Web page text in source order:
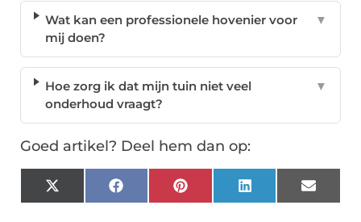
Wat kan een professionele hovenier voor
mij doen?
▼
Hoe zorg ik dat mijn tuin niet veel
onderhoud vraagt?
▼
Goed artikel? Deel hem dan op:
X
(Twitter)
FacebookPinterest LinkedIn Email